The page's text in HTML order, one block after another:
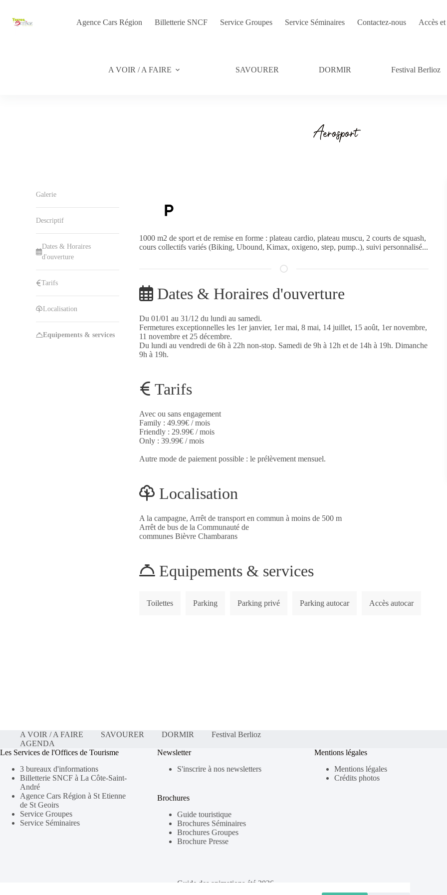
contenu
Agence Cars Région Billetterie SNCF Service Groupes Service Séminaires Contactez-nous Accès
A VOIR / A FAIRE SAVOURER DORMIR Festival Berlioz
Aerosport
Galerie
Descriptif
Dates & Horaires
d'ouverture
Tarifs
Localisation
Equipements & services
1000 m2 de sport et de remise en forme : plateau cardio, plateau muscu, 2 courts de squash,
cours collectifs variés (Biking, Ubound, Kimax, oxigeno, step, pump..), suivi personnalisé...
Dates & Horaires d'ouverture
Du 01/01 au 31/12 du lundi au samedi.
Fermetures exceptionnelles les 1er janvier, 1er mai, 8 mai, 14 juillet, 15 août, 1er novembre,
11 novembre et 25 décembre.
Du lundi au vendredi de 6h à 22h non-stop. Samedi de 9h à 12h et de 14h à 19h. Dimanche
9h à 19h.
Tarifs
Avec ou sans engagement
Family : 49.99€ / mois
Friendly : 29.99€ / mois
Only : 39.99€ / mois
Autre mode de paiement possible : le prélèvement mensuel.
Localisation
A la campagne, Arrêt de transport en commun à moins de 500 m
Arrêt de bus de la Communauté de
communes Bièvre Chambarans
Equipements & services
Toilettes Parking Parking privé Parking autocar Accès autocar
A VOIR / A FAIRE SAVOURER DORMIR
Festival Berlioz
AGENDA
Les Services de l'Offices de Tourisme
3 bureaux d'informations
Billetterie SNCF à La Côte-Saint-
André
Agence Cars Région à St Etienne
de St Geoirs
Service Groupes
Service Séminaires
Newsletter
S'inscrire à nos newsletters
Brochures
Guide touristique
Brochures Séminaires
Brochures Groupes
Brochure Presse
Guide des animations été 2026
Mentions légales
Mentions légales
Crédits photos